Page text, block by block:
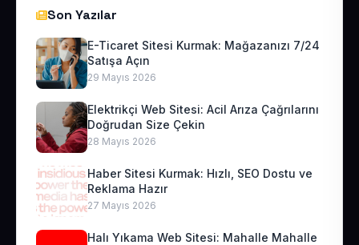
Son Yazılar
E-Ticaret Sitesi Kurmak: Mağazanızı 7/24
Satışa Açın
29 Mayıs 2026
Elektrikçi Web Sitesi: Acil Arıza Çağrılarını
Doğrudan Size Çekin
28 Mayıs 2026
Haber Sitesi Kurmak: Hızlı, SEO Dostu ve
Reklama Hazır
27 Mayıs 2026
Halı Yıkama Web Sitesi: Mahalle Mahalle